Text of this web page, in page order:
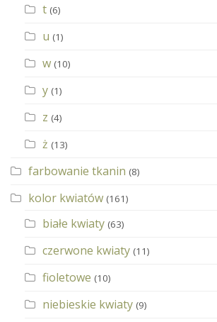
t (6)
u (1)
w (10)
y (1)
z (4)
ż (13)
farbowanie tkanin (8)
kolor kwiatów (161)
białe kwiaty (63)
czerwone kwiaty (11)
fioletowe (10)
niebieskie kwiaty (9)